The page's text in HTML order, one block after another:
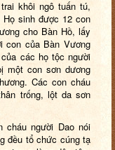
khôi ngô tuấn tú,
sinh được 12 con
cho Bàn Hồ, lấy
con của Bàn Vương
các họ tộc người
một con sơn dương
Các con cháu
trống, lột da sơn
cháu người Dao nói
đều tổ chức cúng tạ